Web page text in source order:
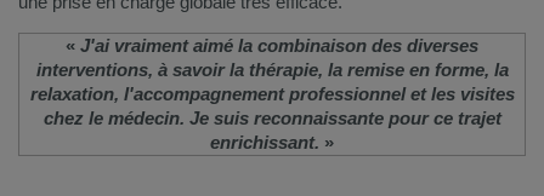
​​« J'ai vraiment aimé la combinaison des diverses
interventions, à savoir la thérapie, la remise en forme, la
relaxation, l'accompagnement professionnel et les visites
chez le m​édecin. Je suis reconnaissante pour ce trajet
enrichissant. »